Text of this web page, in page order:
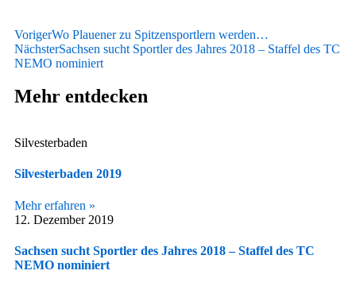
VorigerWo Plauener zu Spitzensportlern werden…
NächsterSachsen sucht Sportler des Jahres 2018 – Staffel des TC
NEMO nominiert
Mehr entdecken
Silvesterbaden
Silvesterbaden 2019
Mehr erfahren »
12. Dezember 2019
Sachsen sucht Sportler des Jahres 2018 – Staffel des TC
NEMO nominiert